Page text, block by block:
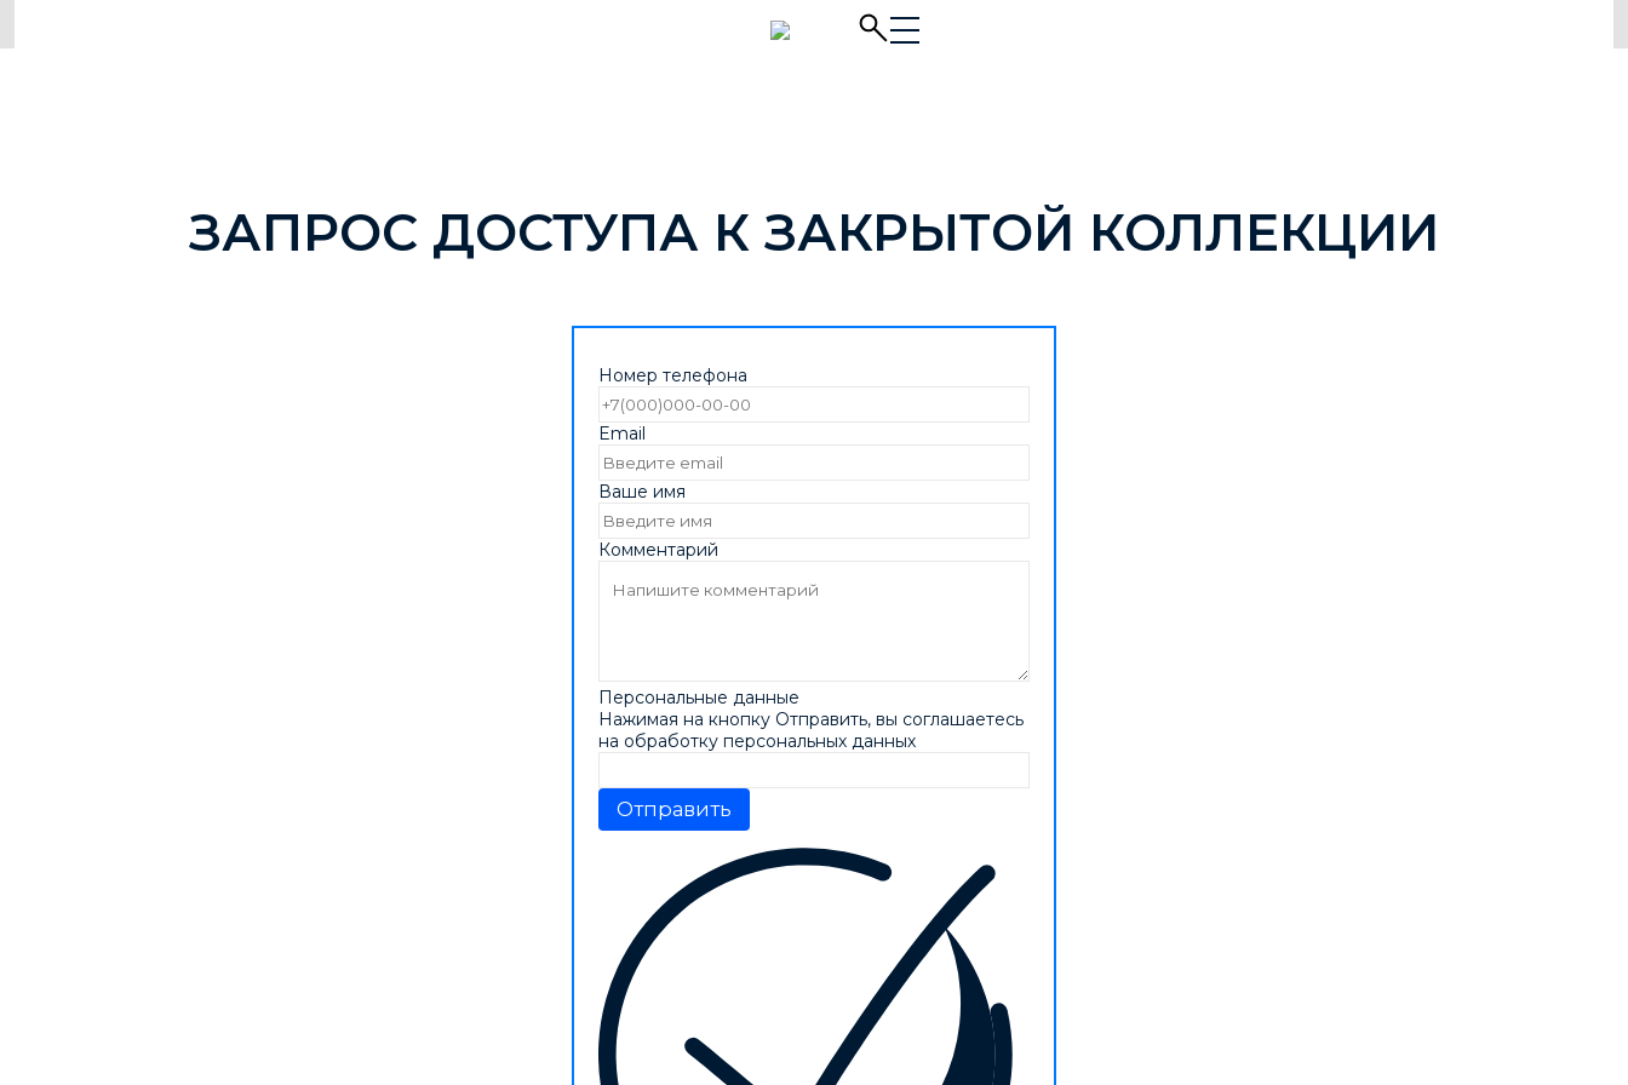
ЗАПРОС ДОСТУПА К ЗАКРЫТОЙ КОЛЛЕКЦИИ
Номер телефона
Email
Ваше имя
Комментарий
Персональные данные
Нажимая на кнопку Отправить, вы соглашаетесь
на обработку персональных данных
Отправить